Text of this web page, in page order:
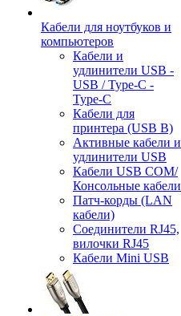
Кабели для ноутбуков и
компьютеров
Кабели и
удлинители USB -
USB / Type-C -
Type-C
Кабели для
принтера (USB B)
Активные кабели и
удлинители USB
Кабели USB COM/
Консольные кабели
Патч-корды (LAN
кабели)
Соединители RJ45,
вилочки RJ45
Кабели Mini USB